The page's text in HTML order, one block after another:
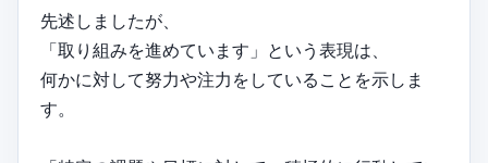
先述しましたが、
「取り組みを進めています」という表現は、
何かに対して努力や注力をしていることを示しま
す。